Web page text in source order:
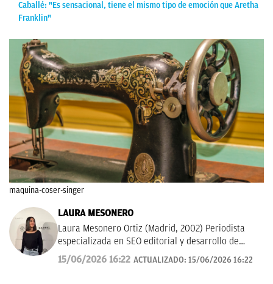
Caballé: "Es sensacional, tiene el mismo tipo de emoción que Aretha
Franklin"
maquina-coser-singer
LAURA MESONERO
Laura Mesonero Ortiz (Madrid, 2002) Periodista
especializada en SEO editorial y desarrollo de
audiencias digitales, con experiencia en medios
nacionales de referencia como La Razón (Grupo
15/06/2026 16:22 ACTUALIZADO: 15/06/2026 16:22